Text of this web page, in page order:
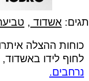
תגים: אשדוד ,
כוחות ההצלה
לחוף לידו באשדוד,
נרחבים.